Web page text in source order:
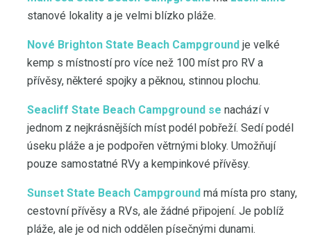
stanové lokality a je velmi blízko pláže.
Nové Brighton State Beach Campground je velké
kemp s místností pro více než 100 míst pro RV a
přívěsy, některé spojky a pěknou, stinnou plochu.
Seacliff State Beach Campground se nachází v
jednom z nejkrásnějších míst podél pobřeží. Sedí podél
úseku pláže a je podpořen větrnými bloky. Umožňují
pouze samostatné RVy a kempinkové přívěsy.
Sunset State Beach Campground má místa pro stany,
cestovní přívěsy a RVs, ale žádné připojení. Je poblíž
pláže, ale je od nich oddělen písečnými dunami.